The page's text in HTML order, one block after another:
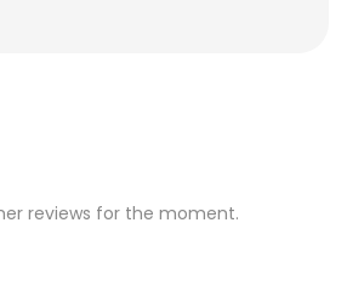
reviews for the moment.